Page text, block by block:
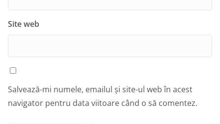
Site web
Salvează-mi numele, emailul și site-ul web în acest
navigator pentru data viitoare când o să comentez.